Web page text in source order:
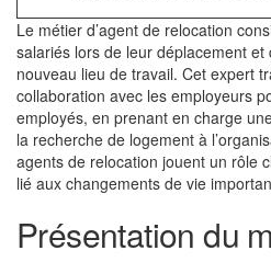
Le métier d’agent de relocation
salariés lors de leur déplacement
nouveau lieu de travail. Cet expert
collaboration avec les employeurs
employés, en prenant en charge
la recherche de logement à
agents de relocation jouent un rôle
lié aux changements de vie
Présentation du